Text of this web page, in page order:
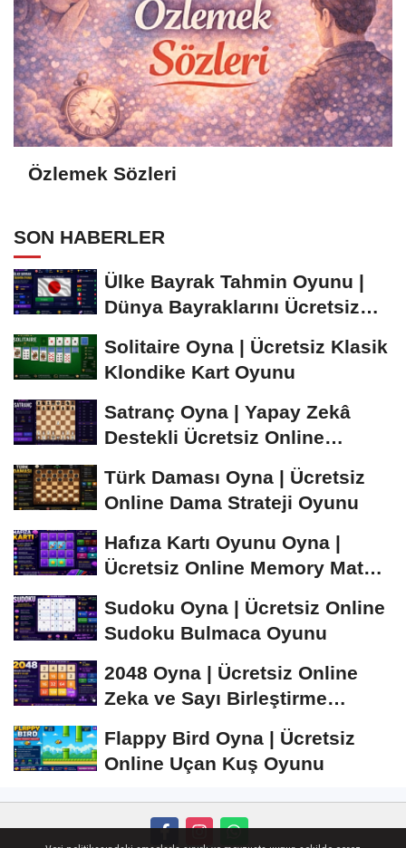
Özlemek Sözleri
SON HABERLER
Ülke Bayrak Tahmin Oyunu |
Dünya Bayraklarını Ücretsiz
Solitaire Oyna | Ücretsiz Klasik
Klondike Kart Oyunu
Satranç Oyna | Yapay Zekâ
Destekli Ücretsiz Online
Türk Daması Oyna | Ücretsiz
Online Dama Strateji Oyunu
Hafıza Kartı Oyunu Oyna |
Ücretsiz Online Memory Match
Sudoku Oyna | Ücretsiz Online
Sudoku Bulmaca Oyunu
2048 Oyna | Ücretsiz Online
Zeka ve Sayı Birleştirme
Flappy Bird Oyna | Ücretsiz
Online Uçan Kuş Oyunu